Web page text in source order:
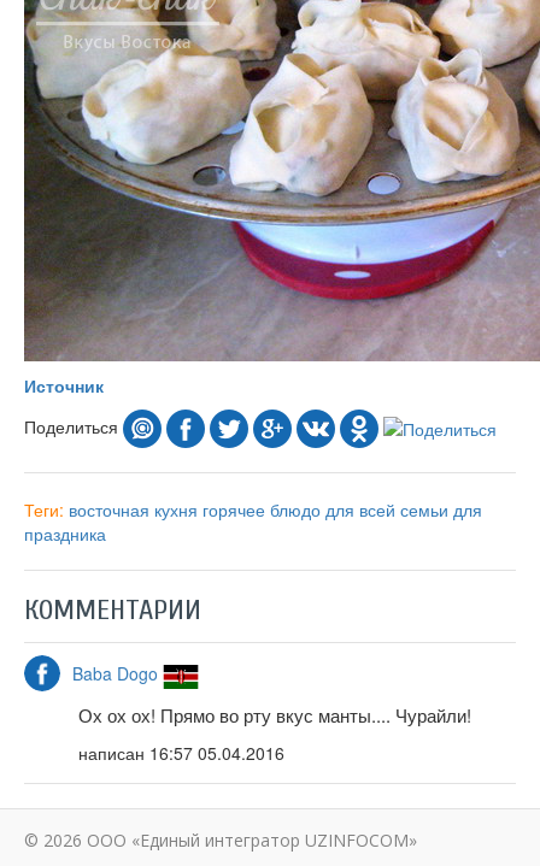
Источник
Поделиться
Теги: восточная кухня горячее блюдо для всей семьи для
праздника
КОММЕНТАРИИ
Baba Dogo
Ох ох ох! Прямо во рту вкус манты.... Чурайли!
написан 16:57 05.04.2016
© 2026 ООО «Единый интегратор UZINFOCOM»